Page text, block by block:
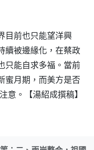
目前也只能望洋興
續被邊緣化，在蔡政
只能自求多福。當前
蜜月期，而美方是否
意。【湯紹成撰稿】